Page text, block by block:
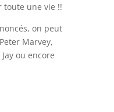
toute une vie !!
on peut
Marvey,
ou encore